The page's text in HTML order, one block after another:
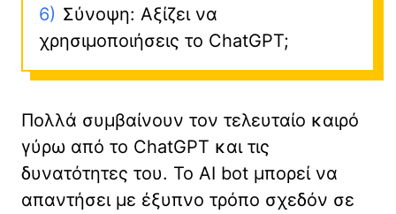
6) Σύνοψη: Αξίζει να
χρησιμοποιήσεις το ChatGPT;
Πολλά συμβαίνουν τον τελευταίο καιρό
γύρω από το ChatGPT και τις
δυνατότητες του. Το AI bot μπορεί να
απαντήσει με έξυπνο τρόπο σχεδόν σε